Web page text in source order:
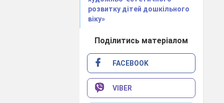
розвитку дітей дошкільного
віку»
Поділитись матеріалом
FACEBOOK
VIBER